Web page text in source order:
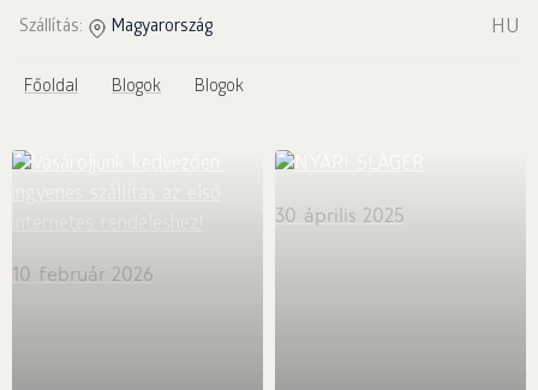
Szállítás: Magyarország HU
Főoldal Blogok Blogok
10 február 2026
30 április 2025